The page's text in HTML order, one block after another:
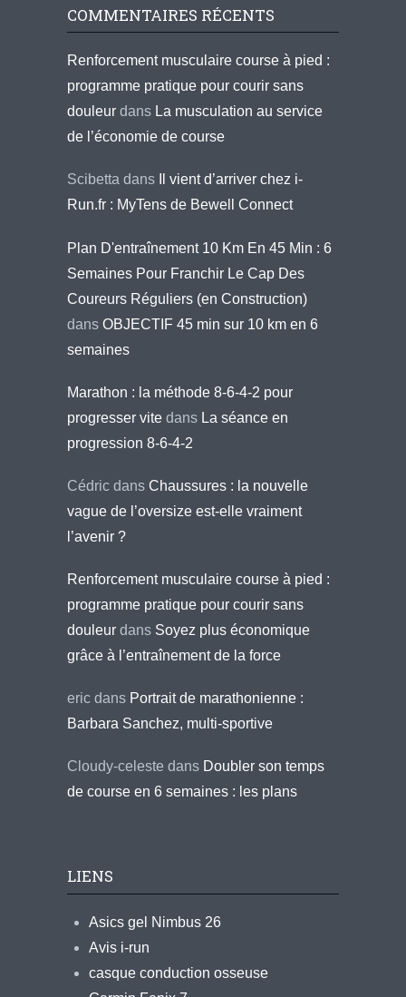
COMMENTAIRES RÉCENTS
Renforcement musculaire course à pied :
programme pratique pour courir sans
douleur dans La musculation au service
de l’économie de course
Scibetta dans
Il vient d’arriver chez i-
Run.fr : MyTens de Bewell Connect
Plan D'entraînement 10 Km En 45 Min : 6
Semaines Pour Franchir Le Cap Des
Coureurs Réguliers (en Construction)
dans OBJECTIF 45 min sur 10 km en 6
semaines
Marathon : la méthode 8-6-4-2 pour
progresser vite dans La séance en
progression 8-6-4-2
Cédric dans Chaussures : la nouvelle
vague de l’oversize est-elle vraiment
l’avenir ?
Renforcement musculaire course à pied :
programme pratique pour courir sans
douleur dans Soyez plus économique
grâce à l’entraînement de la force
eric dans Portrait de marathonienne :
Barbara Sanchez, multi-sportive
Cloudy-celeste dans Doubler son temps
de course en 6 semaines : les plans
LIENS
Asics gel Nimbus 26
Avis i-run
casque conduction osseuse